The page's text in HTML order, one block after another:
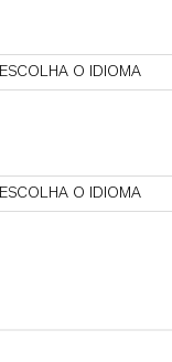
ESCOLHA O IDIOMA
ESCOLHA O IDIOMA